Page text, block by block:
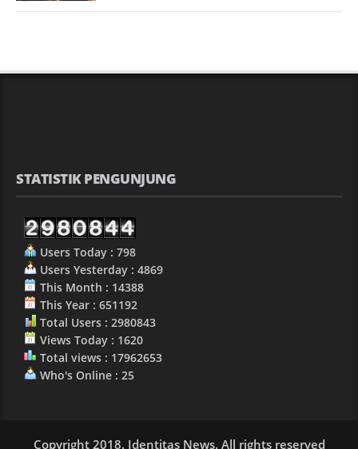
STATISTIK PENGUNJUNG
Users Today : 798
Users Yesterday : 4869
This Month : 14388
This Year : 651192
Total Users : 2980843
Views Today : 1620
Total views : 17962653
Who's Online : 25
Copyright 2018. Identitas News. All rights reserved